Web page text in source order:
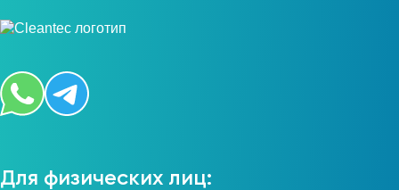
Для физических лиц: